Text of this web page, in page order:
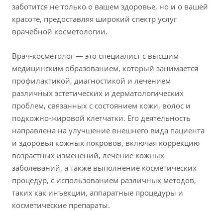
заботится не только о вашем здоровье, но и о вашей
красоте, предоставляя широкий спектр услуг
врачебной косметологии.
Врач-косметолог — это специалист с высшим
медицинским образованием, который занимается
профилактикой, диагностикой и лечением
различных эстетических и дерматологических
проблем, связанных с состоянием кожи, волос и
подкожно-жировой клетчатки. Его деятельность
направлена на улучшение внешнего вида пациента
и здоровья кожных покровов, включая коррекцию
возрастных изменений, лечение кожных
заболеваний, а также выполнение косметических
процедур, с использованием различных методов,
таких как инъекции, аппаратные процедуры и
косметические препараты.